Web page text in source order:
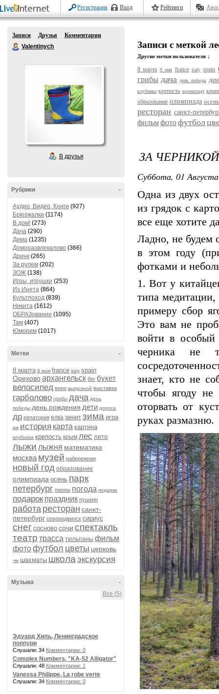
Регистрация Вход Рейтинги
Записи Друзья
Комментарии
Valentinych
В друзья
-
Рубрики
Аудио, Видео, Книги (927)
Брюзжалки (1174)
В дом! (273)
Дача (290)
Дима (1235)
Доморазвлекалово (366)
Дринк (265)
За рулем (202)
ЗОЖ (138)
Игры, игрушки (253)
Из Инета (864)
Культпоход (839)
Никита (1612)
ОБРАЗование (1095)
Там (407)
Юморим (1017)
-
Метки
8 марта 9 мая france italy spain
Ореховоархангельск бег букет
велосипед вино выпускной выставка
гарболово грибы дача день
победы день рождения дети дорога
др евпатория елка зенит зима игра
ии история карта картина
клубника крепость крым лес лето
лыжи лыжня математика
москва музей набережная
новый год образование
олимпиада осень парк
петербург пионы погода подарки
подарок праздник пушкин
работа ресторан санкт-
петербург северодвинск сириус
снег сосново сочи спектакль
театр трасса тюльпаны фильм
фотофутбол цветы церковь
чм шахматы школа экскурсия
-
Музыка
Все (5)
Эдуард Хиль, Ленинградское
поппури
Слушали: 34 Комментарии: 0
Complex Numbers, "KA-52 Alligator"
Слушали: 48 Комментарии: 1
Vanessa Philippe, La robe verte
Слушали: 34 Комментарии: 0
Записи с меткой
Другие метки пользователя ↓
8 марта 9 мая france italy spain
грибы дача день победы
клубника крепость кронштадт
образование олимпиада осень
ресторан санкт-
фильмфотофутбол
ЗА ЧЕРНИКОЙ
Суббота, 01
Одна из двух
из грядок с
все еще хотите
Ладно, не будем
в этом году
фотками и
1. Вот у
типа медитации,
примеру сбор
Это вам не
войти в особый
черника не
знает, кто не
чтобы ягоду не
оторвать от
руках размазню.